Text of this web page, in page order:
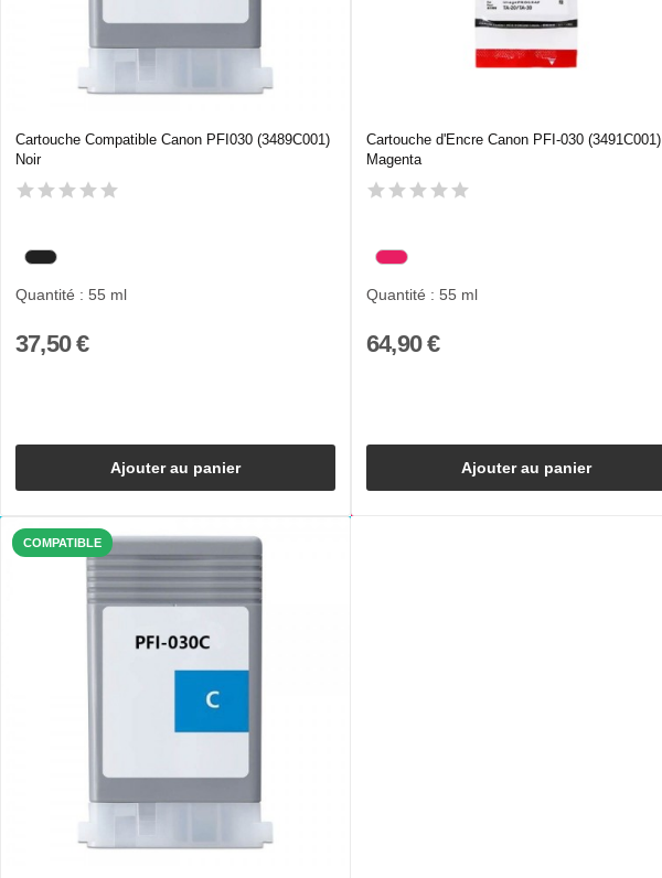
Cartouche Compatible Canon PFI030 (3489C001)
Noir
Quantité : 55 ml
37,50 €
Ajouter au panier
Cartouche d'Encre Canon PFI-030 (3491C001)
Magenta
Quantité : 55 ml
64,90 €
Ajouter au panier
COMPATIBLE